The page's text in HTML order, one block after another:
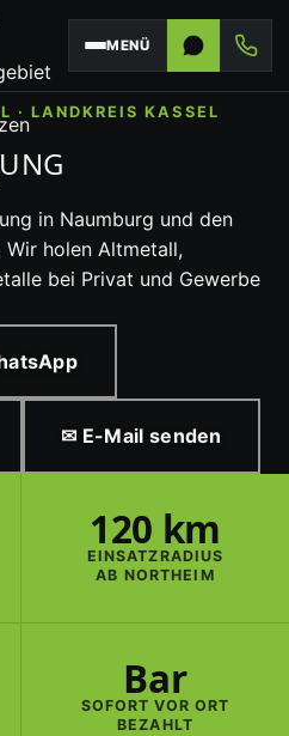
MENÜ
· LANDKREIS KASSEL
in Naumburg und den
holen Altmetall,
bei Privat und Gewerbe
✉ E-Mail senden
120 km
EINSATZRADIUS
AB NORTHEIM
Bar
SOFORT VOR ORT
BEZAHLT